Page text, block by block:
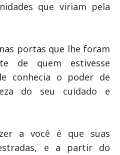
que viriam pela
portas que lhe foram
de quem estivesse
conhecia o poder de
do seu cuidado e
a você é que suas
e a partir do